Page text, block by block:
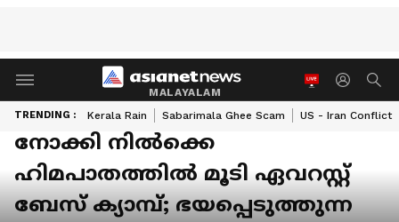
MALAYALAM
TRENDING : Kerala Rain Sabarimala Ghee Scam US - Iran Conflict
നോക്കി നിൽക്കെ
ഹിമപാതത്തിൽ മൂടി ഏവറസ്റ്റ്
ബേസ് ക്യാമ്പ്; ഭയപ്പെടുത്തുന്ന